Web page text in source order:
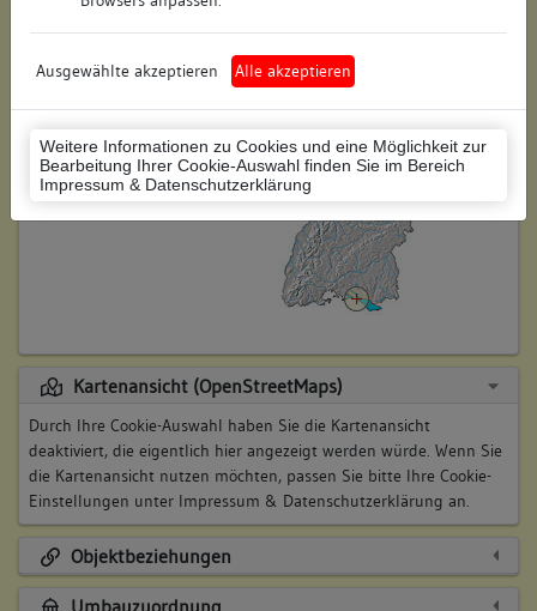
Ausgewählte akzeptieren Alle akzeptieren
Weitere Informationen zu Cookies und eine Möglichkeit zur
Bearbeitung Ihrer Cookie-Auswahl finden Sie im Bereich
Impressum & Datenschutzerklärung
Flurstücknummer: 85/2
Historischer Straßenname: keiner
Lage des Wohnplatzes:
Kartenansicht (OpenStreetMaps)
Durch Ihre Cookie-Auswahl haben Sie die Kartenansicht
deaktiviert, die eigentlich hier angezeigt werden würde. Wenn Sie
die Kartenansicht nutzen möchten, passen Sie bitte Ihre Cookie-
Einstellungen unter Impressum & Datenschutzerklärung an.
Objektbeziehungen